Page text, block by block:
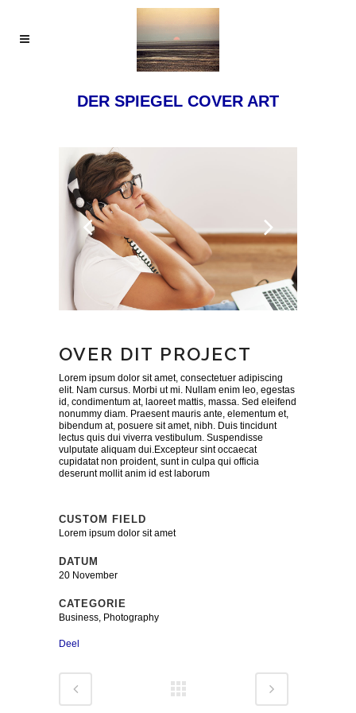
DER SPIEGEL COVER ART
OVER DIT PROJECT
Lorem ipsum dolor sit amet, consectetuer adipiscing
elit. Nam cursus. Morbi ut mi. Nullam enim leo, egestas
id, condimentum at, laoreet mattis, massa. Sed eleifend
nonummy diam. Praesent mauris ante, elementum et,
bibendum at, posuere sit amet, nibh. Duis tincidunt
lectus quis dui viverra vestibulum. Suspendisse
vulputate aliquam dui.Excepteur sint occaecat
cupidatat non proident, sunt in culpa qui officia
deserunt mollit anim id est laborum
CUSTOM FIELD
Lorem ipsum dolor sit amet
DATUM
20 November
CATEGORIE
Business, Photography
Deel